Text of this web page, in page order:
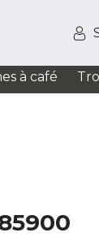
à café